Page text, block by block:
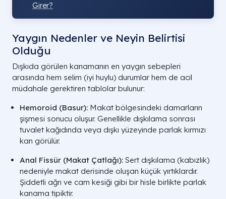
Girer?
Yaygın Nedenler ve Neyin Belirtisi
Olduğu
Dışkıda görülen kanamanın en yaygın sebepleri
arasında hem selim (iyi huylu) durumlar hem de acil
müdahale gerektiren tablolar bulunur:
Hemoroid (Basur): Makat bölgesindeki damarların
şişmesi sonucu oluşur. Genellikle dışkılama sonrası
tuvalet kağıdında veya dışkı yüzeyinde parlak kırmızı
kan görülür.
Anal Fissür (Makat Çatlağı): Sert dışkılama (kabızlık)
nedeniyle makat derisinde oluşan küçük yırtıklardır.
Şiddetli ağrı ve cam kesiği gibi bir hisle birlikte parlak
kanama tipiktir.